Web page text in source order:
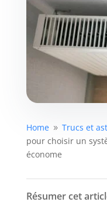
Home 9 Trucs et
pour choisir un
économe
Résumer cet